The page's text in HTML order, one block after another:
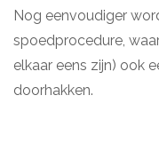
Nog eenvoudiger
spoedprocedure,
elkaar eens zijn) ook
doorhakken.